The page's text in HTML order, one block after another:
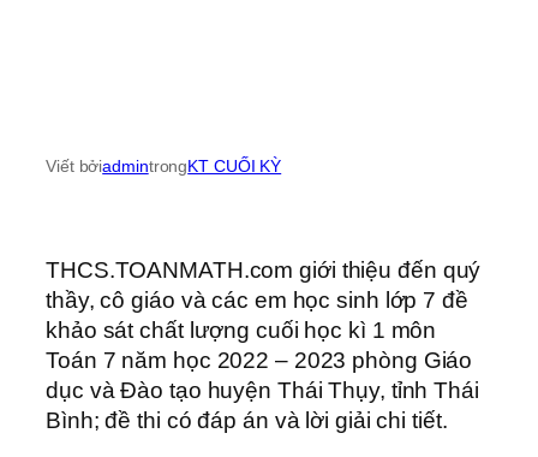
Viết bởiadmintrongKT CUỐI KỲ
THCS.TOANMATH.com giới thiệu đến quý
thầy, cô giáo và các em học sinh lớp 7 đề
khảo sát chất lượng cuối học kì 1 môn
Toán 7 năm học 2022 – 2023 phòng Giáo
dục và Đào tạo huyện Thái Thụy, tỉnh Thái
Bình; đề thi có đáp án và lời giải chi tiết.